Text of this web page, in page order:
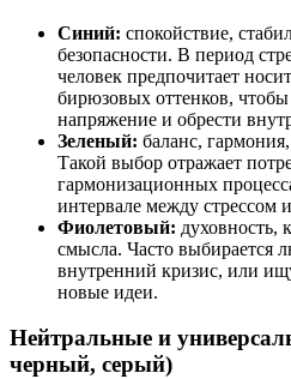
Синий: спокойствие,
безопасности. В период
человек предпочитает
бирюзовых оттенков,
напряжение и обрести
Зеленый: баланс,
Такой выбор отражает
гармонизационных
интервале между стрессом
Фиолетовый: духовность,
смысла. Часто
внутренний кризис, или
новые идеи.
Нейтральные и
черный, серый)